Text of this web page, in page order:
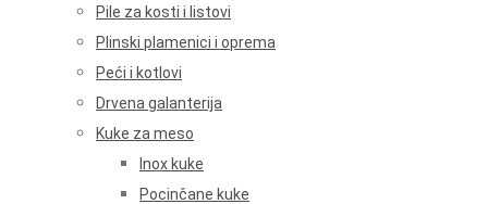
Pile za kosti i listovi
Plinski plamenici i oprema
Peći i kotlovi
Drvena galanterija
Kuke za meso
Inox kuke
Pocinčane kuke